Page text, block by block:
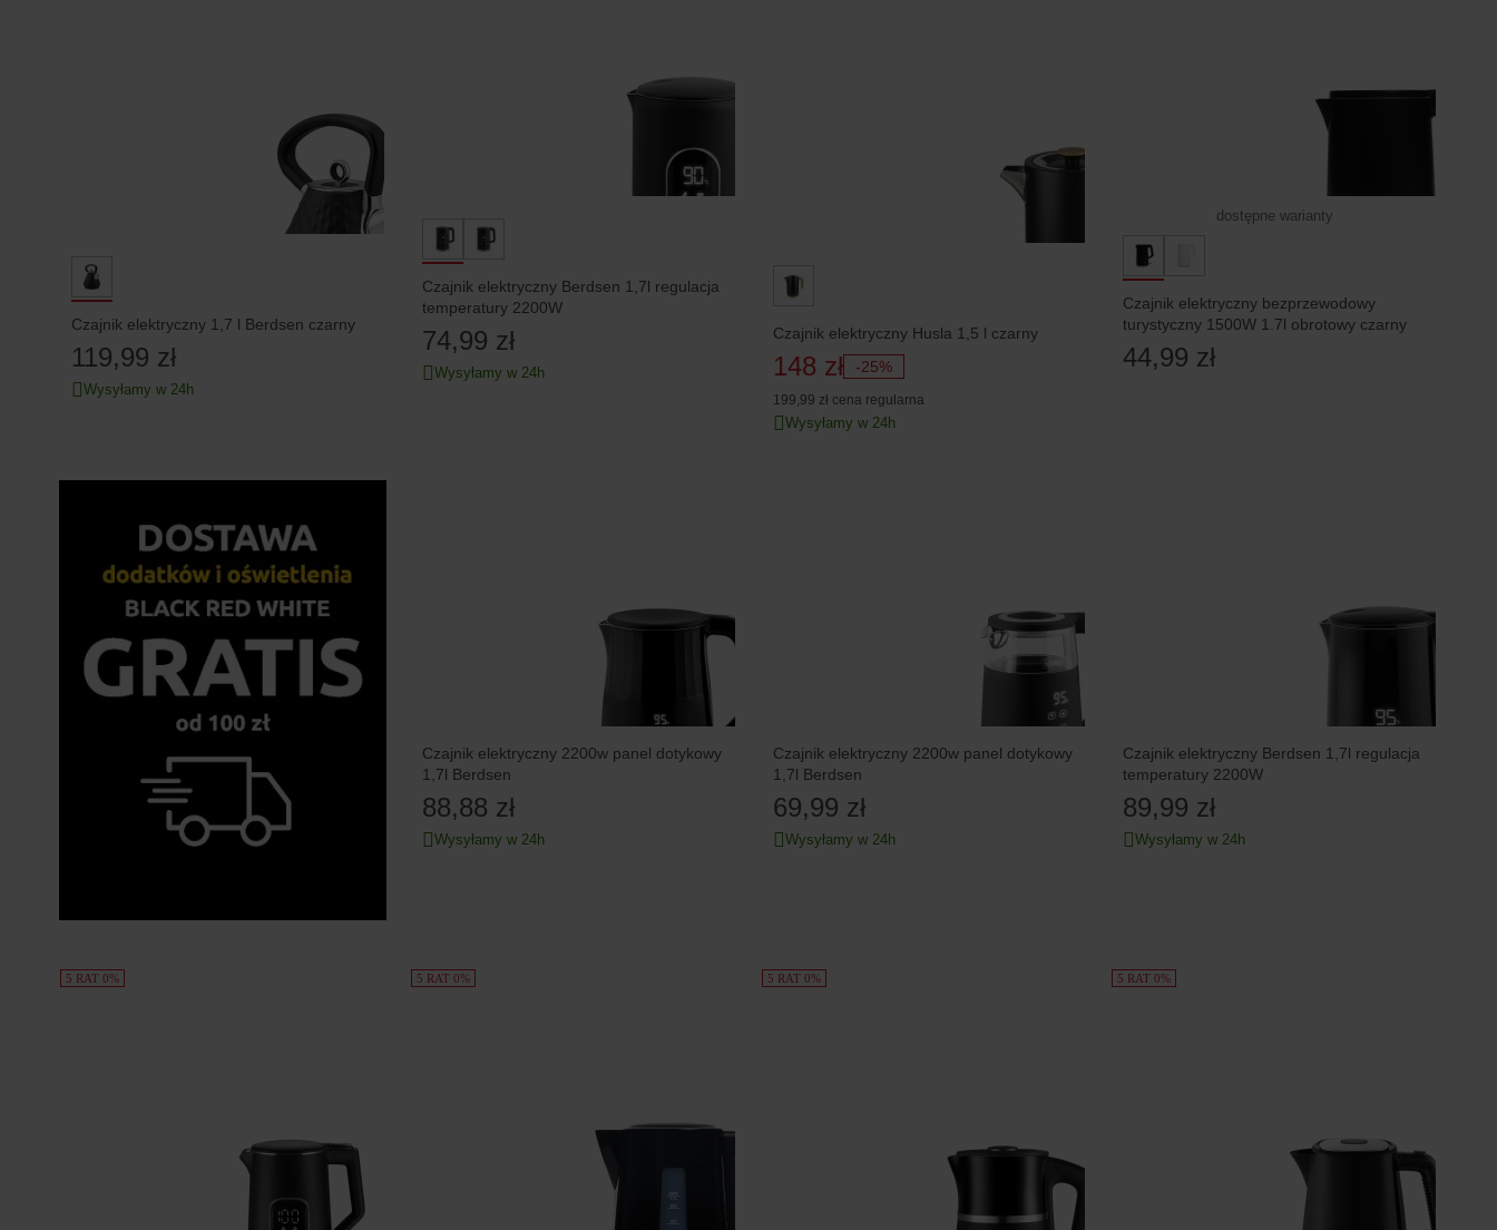
Czajnik elektryczny 1,7 l Berdsen czarny
119,99 zł
Wysyłamy w 24h
Czajnik elektryczny Berdsen 1,7l regulacja
temperatury 2200W
74,99 zł
Wysyłamy w 24h
Czajnik elektryczny Husla 1,5 l czarny
148 zł -25%
199,99 zł cena regularna
Wysyłamy w 24h
dostępne warianty
Czajnik elektryczny bezprzewodowy
turystyczny 1500W 1.7l obrotowy czarny
44,99 zł
Czajnik elektryczny 2200w panel dotykowy
1,7l Berdsen
88,88 zł
Wysyłamy w 24h
Czajnik elektryczny 2200w panel dotykowy
1,7l Berdsen
69,99 zł
Wysyłamy w 24h
Czajnik elektryczny Berdsen 1,7l regulacja
temperatury 2200W
89,99 zł
Wysyłamy w 24h
5 RAT 0% 5 RAT 0% 5 RAT 0% 5 RAT 0%